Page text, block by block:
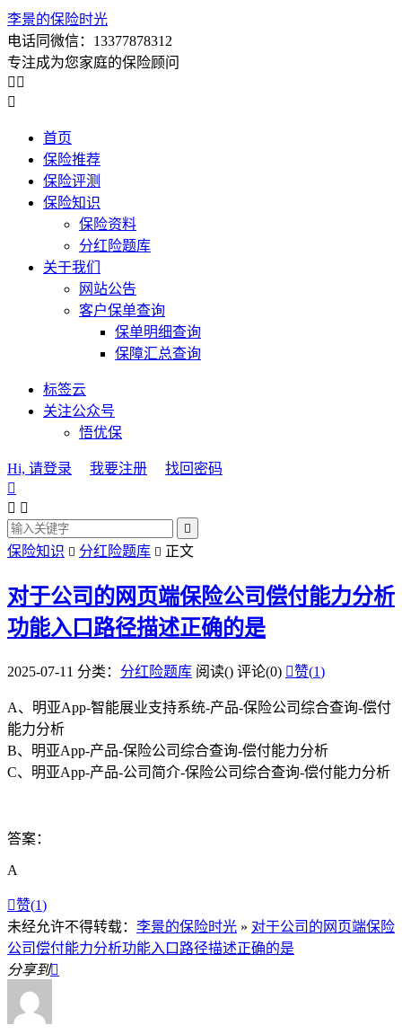
李景的保险时光
电话同微信：13377878312
专注成为您家庭的保险顾问
 

首页
保险推荐
保险评测
保险知识
保险资料
分红险题库
关于我们
网站公告
客户保单查询
保单明细查询
保障汇总查询
标签云
关注公众号
悟优保
Hi, 请登录 我要注册
找回密码

 

保险知识  分红险题库  正文
对于公司的网页端保险公司偿付能力分析
功能入口路径描述正确的是
2025-07-11 分类： 分红险题库 阅读() 评论(0) 赞(1)
A、明亚App-智能展业支持系统-产品-保险公司综合查询-偿付
能力分析
B、明亚App-产品-保险公司综合查询-偿付能力分析
C、明亚App-产品-公司简介-保险公司综合查询-偿付能力分析
答案：
A
赞(1)
未经允许不得转载： 李景的保险时光 » 对于公司的网页端保险
公司偿付能力分析功能入口路径描述正确的是
分享到